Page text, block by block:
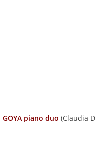
GOYA piano duo (Claudia